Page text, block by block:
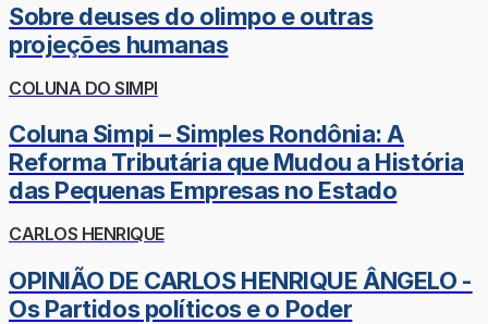
Sobre deuses do olimpo e outras
projeções humanas
COLUNA DO SIMPI
Coluna Simpi – Simples Rondônia: A
Reforma Tributária que Mudou a História
das Pequenas Empresas no Estado
CARLOS HENRIQUE
OPINIÃO DE CARLOS HENRIQUE ÂNGELO -
Os Partidos políticos e o Poder